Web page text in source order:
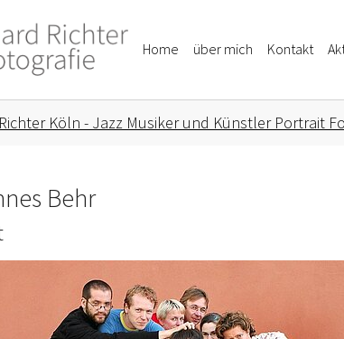
Home über mich Kontakt
Köln - Jazz Musiker und Künstler Portrait
Behr
version for: